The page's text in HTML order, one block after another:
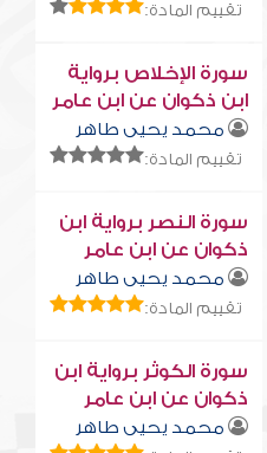
تقييم المادة:
سورة الإخلاص برواية
ابن ذكوان عن ابن عامر
محمد يحيى طاهر
تقييم المادة:
سورة النصر برواية ابن
ذكوان عن ابن عامر
محمد يحيى طاهر
تقييم المادة:
سورة الكوثر برواية ابن
ذكوان عن ابن عامر
محمد يحيى طاهر